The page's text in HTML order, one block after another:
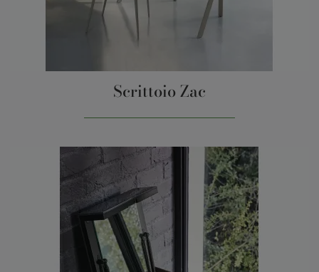
Scrittoio Zac